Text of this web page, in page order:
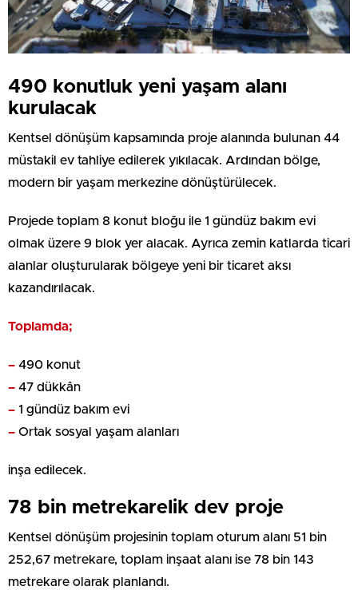
490 konutluk yeni yaşam alanı
kurulacak
Kentsel dönüşüm kapsamında proje alanında bulunan 44
müstakil ev tahliye edilerek yıkılacak. Ardından bölge,
modern bir yaşam merkezine dönüştürülecek.
Projede toplam 8 konut bloğu ile 1 gündüz bakım evi
olmak üzere 9 blok yer alacak. Ayrıca zemin katlarda ticari
alanlar oluşturularak bölgeye yeni bir ticaret aksı
kazandırılacak.
Toplamda;
– 490 konut
– 47 dükkân
– 1 gündüz bakım evi
– Ortak sosyal yaşam alanları
inşa edilecek.
78 bin metrekarelik dev proje
Kentsel dönüşüm projesinin toplam oturum alanı 51 bin
252,67 metrekare, toplam inşaat alanı ise 78 bin 143
metrekare olarak planlandı.